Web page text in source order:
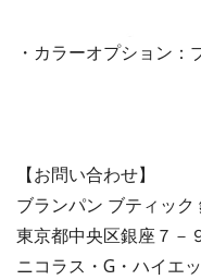
・カラーオプション
【お問い合わせ】
ブランパン ブティック
東京都中央区銀座７－
ニコラス・G・ハイエ